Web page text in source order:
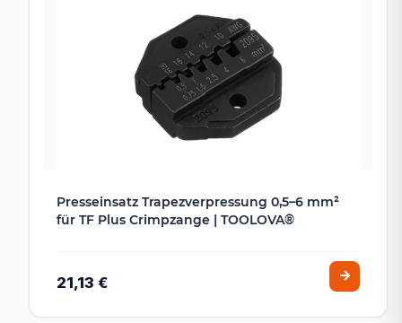
Presseinsatz Trapezverpressung 0,5–6 mm²
für TF Plus Crimpzange | TOOLOVA®
21,13 €